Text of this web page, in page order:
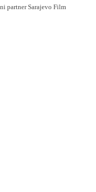
partner Sarajevo Film